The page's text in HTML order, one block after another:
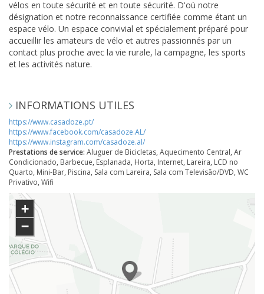
vélos en toute sécurité et en toute sécurité. D'où notre
désignation et notre reconnaissance certifiée comme étant un
espace vélo. Un espace convivial et spécialement préparé pour
accueillir les amateurs de vélo et autres passionnés par un
contact plus proche avec la vie rurale, la campagne, les sports
et les activités nature.
INFORMATIONS UTILES
https://www.casadoze.pt/
https://www.facebook.com/casadoze.AL/
https://www.instagram.com/casadoze.al/
Prestations de service: Aluguer de Bicicletas, Aquecimento Central, Ar
Condicionado, Barbecue, Esplanada, Horta, Internet, Lareira, LCD no
Quarto, Mini-Bar, Piscina, Sala com Lareira, Sala com Televisão/DVD, WC
Privativo, Wifi
+
−